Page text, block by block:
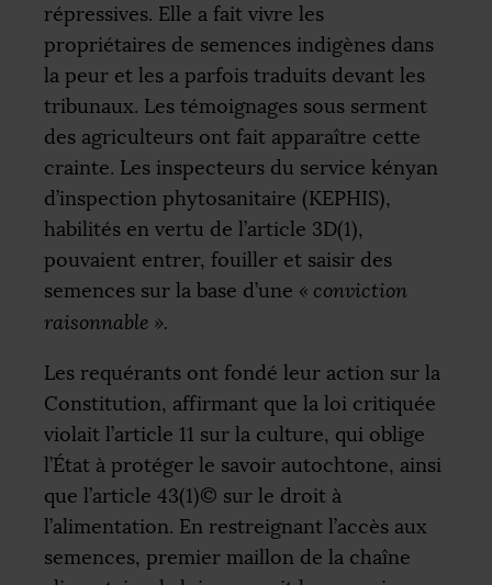
répressives. Elle a fait vivre les
propriétaires de semences indigènes dans
la peur et les a parfois traduits devant les
tribunaux. Les témoignages sous serment
des agriculteurs ont fait apparaître cette
crainte. Les inspecteurs du service kényan
d’inspection phytosanitaire (KEPHIS),
habilités en vertu de l’article 3D(1),
pouvaient entrer, fouiller et saisir des
semences sur la base d’une « conviction
raisonnable ».
Les requérants ont fondé leur action sur la
Constitution, affirmant que la loi critiquée
violait l’article 11 sur la culture, qui oblige
l’État à protéger le savoir autochtone, ainsi
que l’article 43(1)© sur le droit à
l’alimentation. En restreignant l’accès aux
semences, premier maillon de la chaîne